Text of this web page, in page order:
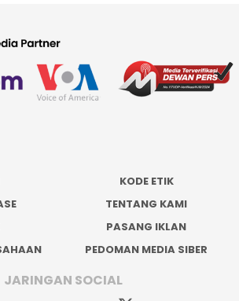
KODE ETIK
TENTANG KAMI
PASANG IKLAN
PEDOMAN MEDIA SIBER
JARINGAN SOCIAL